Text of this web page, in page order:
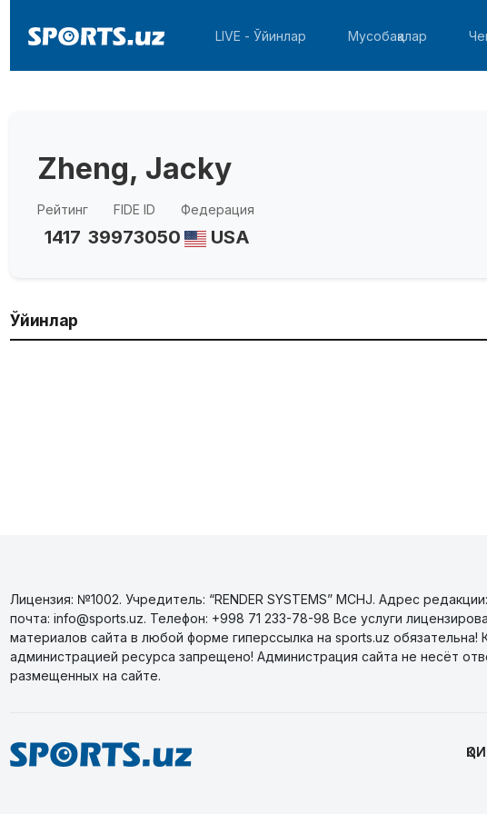
LIVE - Ўйинлар Мусобақалар
Zheng, Jacky
Рейтинг
1417
FIDE ID
39973050
Федерация
USA
Ўйинлар
Лицензия: №1002. Учредитель: “RENDER SYSTEMS” MCHJ. Адрес
почта: info@sports.uz. Телефон: +998 71 233-78-98 Все услуги
материалов сайта в любой форме гиперссылка на sports.uz обязательна!
администрацией ресурса запрещено! Администрация сайта не несёт
размещенных на сайте.